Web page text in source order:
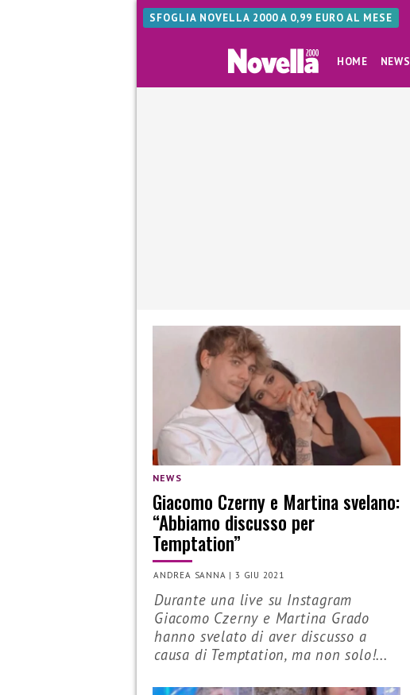
SFOGLIA NOVELLA 2000 A 0,99 EURO AL MESE
HOME NEWS
NEWS
Giacomo Czerny e Martina svelano:
“Abbiamo discusso per
Temptation”
ANDREA SANNA |3 GIU 2021
Durante una live su Instagram
Giacomo Czerny e Martina Grado
hanno svelato di aver discusso a
causa di Temptation, ma non solo!...